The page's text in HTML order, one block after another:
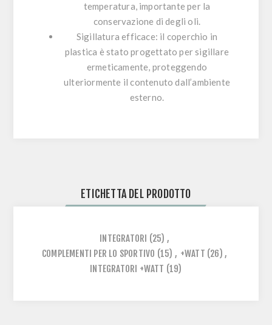
temperatura, importante per la
conservazione di degli oli.
Sigillatura efficace: il coperchio in
plastica è stato progettato per sigillare
ermeticamente, proteggendo
ulteriormente il contenuto dall’ambiente
esterno.
ETICHETTA DEL PRODOTTO
INTEGRATORI (25) ,
COMPLEMENTI PER LO SPORTIVO (15) , +WATT (26) ,
INTEGRATORI +WATT (19)